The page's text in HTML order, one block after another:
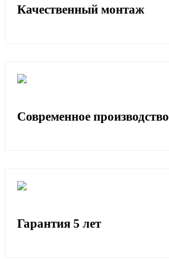
Качественный монтаж
Современное производство
Гарантия 5 лет